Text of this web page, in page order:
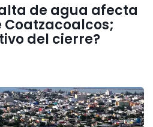
de agua afecta
Coatzacoalcos;
del cierre?